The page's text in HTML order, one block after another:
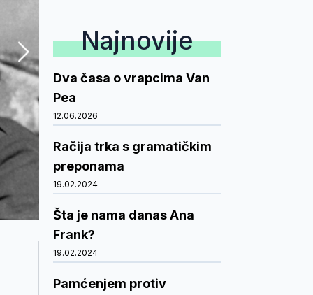
Najnovije
Dva časa o vrapcima Van
Pea
12.06.2026
Račija trka s gramatičkim
preponama
19.02.2024
Šta je nama danas Ana
Frank?
19.02.2024
Pamćenjem protiv